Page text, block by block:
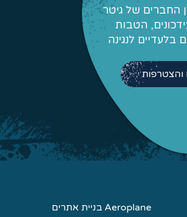
החברים של גיטר
הטבות
בלעדיים לנגינה
והצטרפות
Aeroplane בניית אתרים